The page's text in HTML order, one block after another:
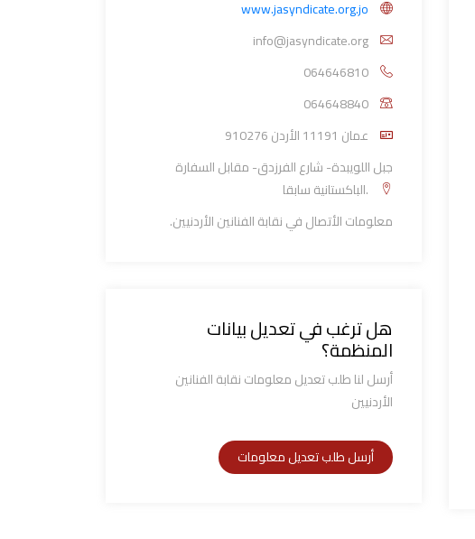
www.jasyndicate.org.jo
info@jasyndicate.org
064646810
064648840
جبل اللويبدة- شارع الفرزدق- مقابل السفارة
الباكستانية سابقا.
معلومات الأتصال في نقابة الفنانين الأردنيين.
هل ترغب في تعديل بيانات
المنظمة؟
أرسل لنا طلب تعديل معلومات نقابة الفنانين
الأردنيين